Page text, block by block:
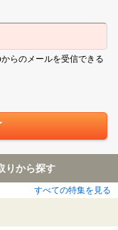
らのメールを受信できる
りから探す
すべての特集を見る